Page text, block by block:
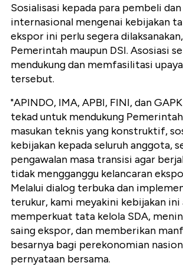
Sosialisasi kepada para pembeli
internasional mengenai kebijakan
ekspor ini perlu segera
Pemerintah maupun DSI. Asosiasi
mendukung dan memfasilitasi
tersebut.
"APINDO, IMA, APBI, FINI, dan
tekad untuk mendukung
masukan teknis yang konstruktif,
kebijakan kepada seluruh anggota,
pengawalan masa transisi agar
tidak mengganggu kelancaran
Melalui dialog terbuka dan
terukur, kami meyakini kebijakan ini
memperkuat tata kelola SDA,
saing ekspor, dan memberikan
besarnya bagi perekonomian
pernyataan bersama.